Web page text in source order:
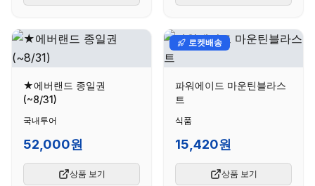
★에버랜드 종일권
(~8/31)
국내투어
52,000원
상품 보기
로켓배송
파워에이드 마운틴블라스
트
식품
15,420원
상품 보기